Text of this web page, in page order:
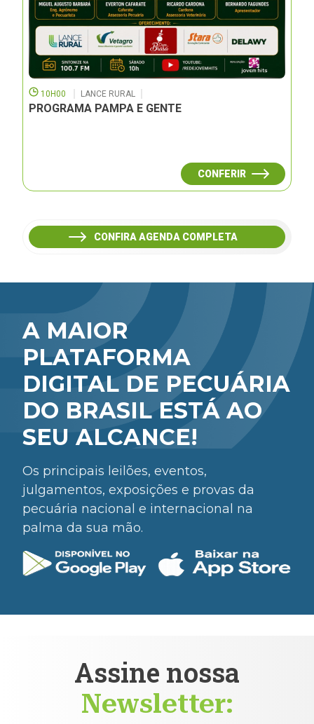
10H00 LANCE RURAL
PROGRAMA PAMPA E GENTE
CONFERIR
CONFIRA AGENDA COMPLETA
A MAIOR
PLATAFORMA
DIGITAL DE PECUÁRIA
DO BRASIL ESTÁ AO
SEU ALCANCE!
Os principais leilões, eventos,
julgamentos, exposições e provas da
pecuária nacional e internacional na
palma da sua mão.
Assine nossa
Newsletter: